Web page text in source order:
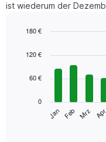
ist wiederum der
chart
bars.
folgende
graphic.
Jan Feb Mrz Apr
0
60 €
120 €
180 €